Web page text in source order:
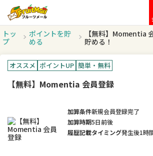
トッ
プ
ポイントを貯
める
【無料】Momentia
貯める！
オススメ ポイントUP 簡単・無料
【無料】Momentia 会員登録
加算条件新規会員登録完了
加算時期5日前後
履歴記載タイミング発生後1時